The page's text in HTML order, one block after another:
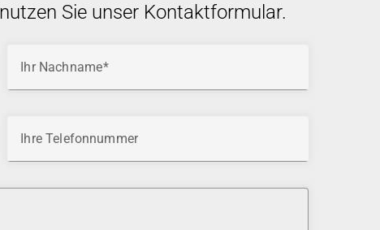
Sie unser Kontaktformular.
Ihr Nachname
Ihre Telefonnummer